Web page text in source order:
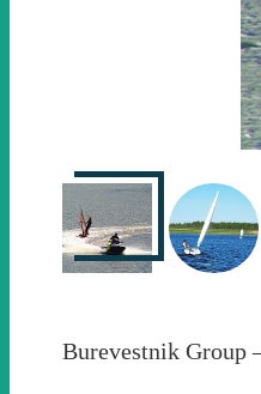
Burevestnik Group